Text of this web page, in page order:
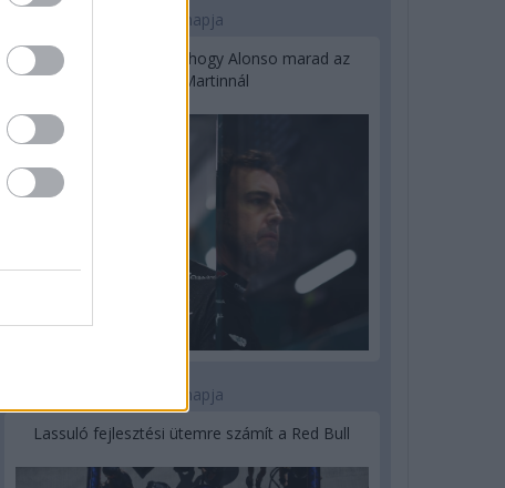
2 napja
Newey biztos benne, hogy Alonso marad az
Aston Martinnál
3 napja
Lassuló fejlesztési ütemre számít a Red Bull